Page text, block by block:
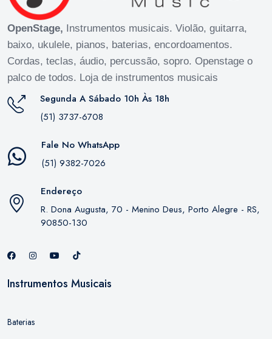
OpenStage, Instrumentos musicais. Violão, guitarra,
baixo, ukulele, pianos, baterias, encordoamentos.
Cordas, teclas, áudio, percussão, sopro. Openstage o
palco de todos. Loja de instrumentos musicais
Segunda A Sábado 10h Às 18h
(51) 3737-6708
Fale No WhatsApp
(51) 9382-7026
Endereço
R. Dona Augusta, 70 - Menino Deus, Porto Alegre - RS,
90850-130
Instrumentos Musicais
Baterias